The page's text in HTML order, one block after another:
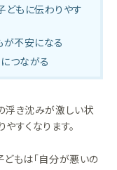
どもに伝わりやす
が不安になる
つながる
浮き沈みが激しい状
すくなります。
もは「自分が悪いの